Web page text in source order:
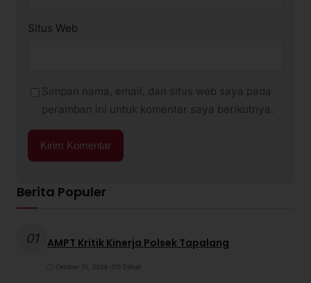
Situs Web
Simpan nama, email, dan situs web saya pada
peramban ini untuk komentar saya berikutnya.
Berita Populer
01 AMPT Kritik Kinerja Polsek Tapalang
Oktober 10, 2024 215 Dilihat